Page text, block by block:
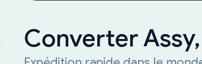
Converter